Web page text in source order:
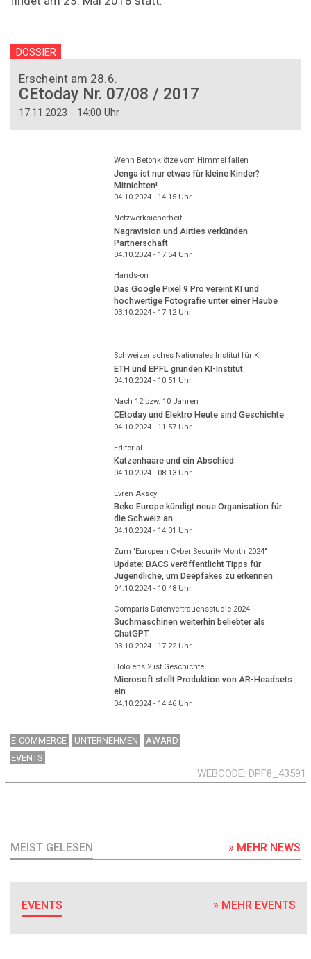
DOSSIER
Erscheint am 28.6.
CEtoday Nr. 07/08 / 2017
17.11.2023 - 14:00 Uhr
Wenn Betonklötze vom Himmel fallen
Jenga ist nur etwas für kleine Kinder?
Mitnichten!
04.10.2024 - 14:15Uhr
Netzwerksicherheit
Nagravision und Airties verkünden
Partnerschaft
04.10.2024 - 17:54Uhr
Hands-on
Das Google Pixel 9 Pro vereint KI und
hochwertige Fotografie unter einer Haube
03.10.2024 - 17:12Uhr
Schweizerisches Nationales Institut für KI
ETH und EPFL gründen KI-Institut
04.10.2024 - 10:51 Uhr
Nach 12 bzw. 10 Jahren
CEtoday und Elektro Heute sind Geschichte
04.10.2024 - 11:57Uhr
Editorial
Katzenhaare und ein Abschied
04.10.2024 - 08:13Uhr
Evren Aksoy
Beko Europe kündigt neue Organisation für
die Schweiz an
04.10.2024 - 14:01 Uhr
Zum "European Cyber Security Month 2024"
Update: BACS veröffentlicht Tipps für
Jugendliche, um Deepfakes zu erkennen
04.10.2024 - 10:48Uhr
Comparis-Datenvertrauensstudie 2024
Suchmaschinen weiterhin beliebter als
ChatGPT
03.10.2024 - 17:22Uhr
Hololens 2 ist Geschichte
Microsoft stellt Produktion von AR-Headsets
ein
04.10.2024 - 14:46Uhr
E-COMMERCE UNTERNEHMEN
AWARD
EVENTS
WEBCODE DPF8_43591
MEIST GELESEN » MEHR NEWS
EVENTS » MEHR EVENTS